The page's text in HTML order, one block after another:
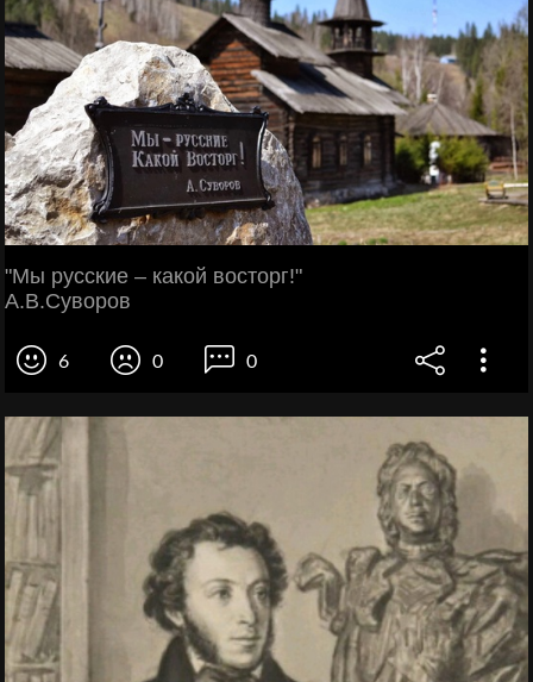
"Мы русские – какой восторг!"
А.В.Суворов
6 0 0